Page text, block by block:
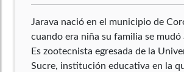
Jarava nació en el municipio de
cuando era niña su familia se mudó
Es zootecnista egresada de la
Sucre, institución educativa en la